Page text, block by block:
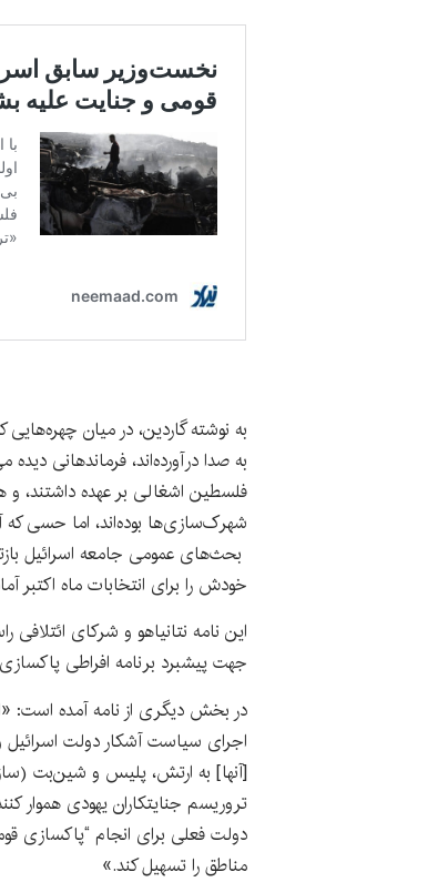
به نوشته گاردین، در میان
به صدا درآورده‌اند، فرماندهانی
فلسطین اشغالی بر عهده داشتند،
شهرک‌سازی‌ها بوده‌اند، اما حسی که
بحث‌های عمومی جامعه اسرائیل
خودش را برای انتخابات ماه اکتبر
این نامه نتانیاهو و شرکای
جهت پیشبرد برنامه افراطی
در بخش دیگری از نامه آمده
اجرای سیاست آشکار دولت
[آنها] به ارتش، پلیس و شین‌بت
تروریسم جنایتکاران یهودی هموار
دولت فعلی برای انجام “پاکسازی
مناطق را تسهیل کند.»